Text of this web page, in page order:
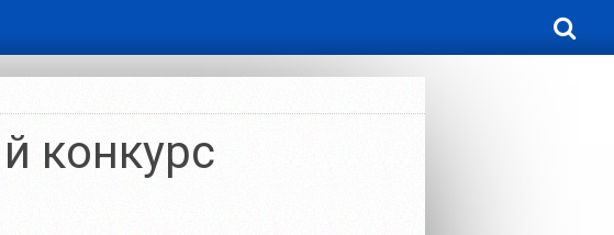
конкурс